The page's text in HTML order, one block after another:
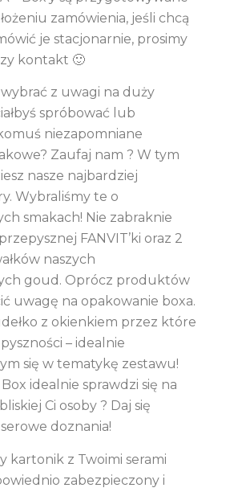
zamówienia, jeśli chcą
je stacjonarnie, prosimy
kontakt 🙂
wybrać z uwagi na duży
spróbować lub
niezapomniane
Zaufaj nam ? W tym
nasze najbardziej
Wybraliśmy te o
smakach! Nie zabraknie
FANVIT’ki oraz 2
naszych
goud. Oprócz produktów
uwagę na opakowanie boxa.
z okienkiem przez które
– idealnie
się w tematykę zestawu!
idealnie sprawdzi się na
Ci osoby ? Daj się
doznania!
kartonik z Twoimi serami
zabezpieczony i